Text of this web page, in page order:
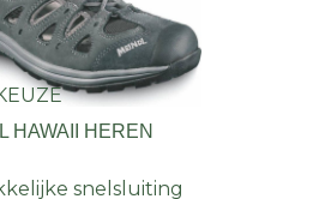
HAWAII HEREN
snelsluiting